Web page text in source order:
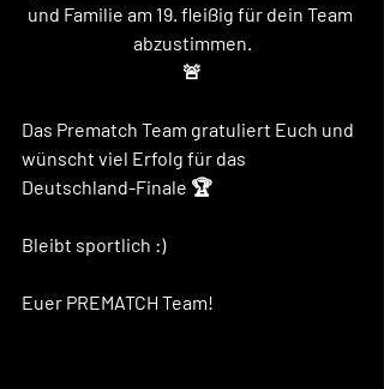
und Familie am 19. fleißig für dein Team
abzustimmen.
🚨
Das Prematch Team gratuliert Euch und
wünscht viel Erfolg für das
Deutschland-Finale 🏆
Bleibt sportlich :)
Euer PREMATCH Team!